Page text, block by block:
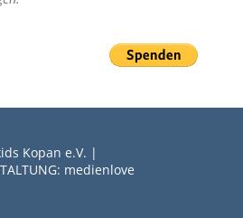
Kopan e.V. |
medienlove